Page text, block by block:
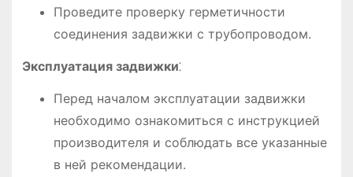
Проведите проверку герметичности
соединения задвижки с трубопроводом.
Эксплуатация задвижки⁚
Перед началом эксплуатации задвижки
необходимо ознакомиться с инструкцией
производителя и соблюдать все указанные
в ней рекомендации.